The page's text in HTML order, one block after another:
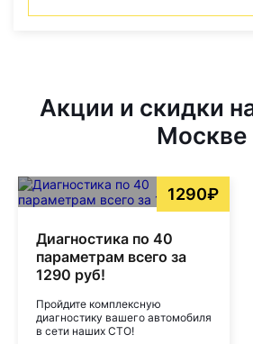
Акции и скидки
Москве
1290₽
Диагностика по 40
параметрам всего за
1290 руб!
Пройдите комплексную
диагностику вашего автомобиля
в сети наших СТО!